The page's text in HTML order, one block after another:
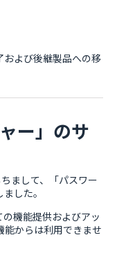
および後継製品への移
ー」のサ
まして、「パスワー
した。
機能提供およびアッ
能からは利用できませ